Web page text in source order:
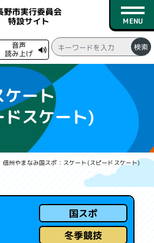
音声
読み上げ
検索
ケート
スケート)
信州やまなみ国スポ：スケート(スピードスケート)
国スポ
冬季競技